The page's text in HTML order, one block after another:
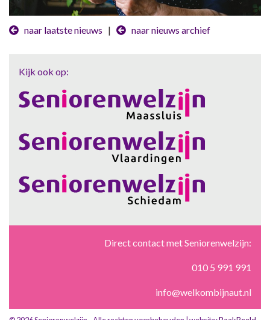
naar laatste nieuws | naar nieuws archief
Kijk ook op:
Direct contact met Seniorenwelzijn:
010 5 991 991
info@welkombijnaut.nl